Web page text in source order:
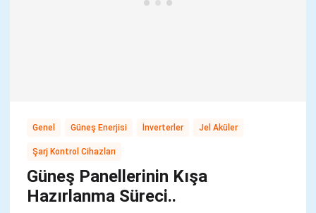
Genel Güneş Enerjisi İnverterler Jel Aküler
Şarj Kontrol Cihazları
Güneş Panellerinin Kışa
Hazırlanma Süreci..